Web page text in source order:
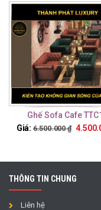
Ghế Sofa Cafe
Giá: 6.500.000₫
THÔNG TIN CHUNG
Liên hệ